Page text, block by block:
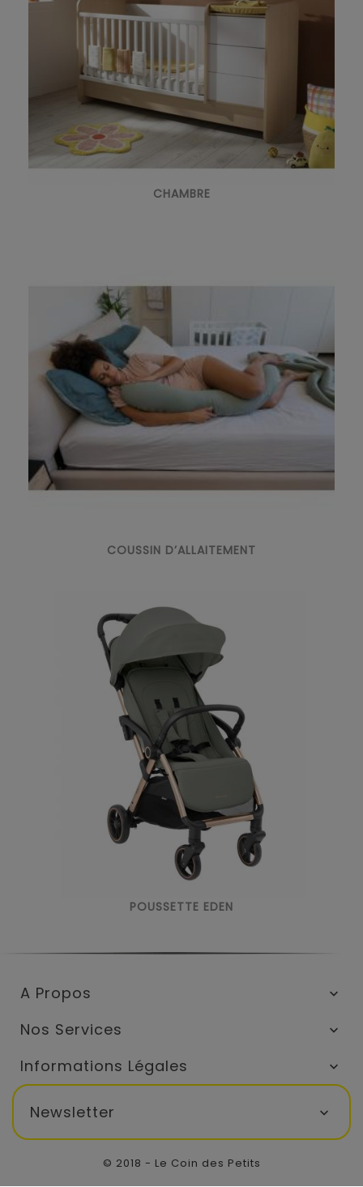
CHAMBRE
COUSSIN D’ALLAITEMENT
POUSSETTE EDEN
A Propos 
Nos Services 
Informations Légales 
Newsletter 
© 2018 - Le Coin des Petits